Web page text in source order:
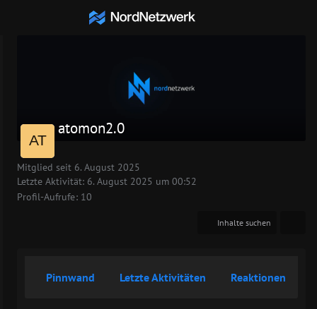
atomon2.0
Mitglied seit 6. August 2025
Letzte Aktivität: 6. August 2025 um 00:52
Profil-Aufrufe 10
Inhalte suchen
Pinnwand Letzte Aktivitäten Reaktionen